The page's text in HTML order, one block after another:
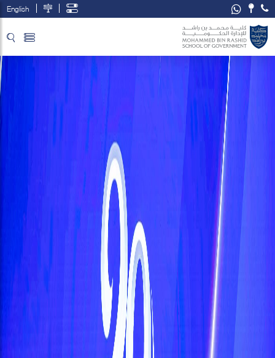
تخطي إلى المحتوى الرئيسي
فتح قائمة الوصول
English